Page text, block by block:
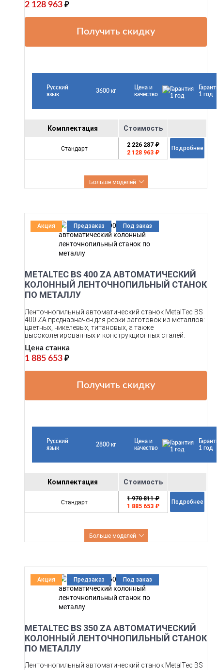
2 128 963 ₽
Получить скидку
Русский
язык
3600 кг
Цена и
качество
1 год
Комплектация Стоимость
Стандарт
2 226 287 ₽
2 128 963 ₽
Подробнее
Больше моделей
Акция Предзаказ Под заказ
METALTEC BS 400 ZA АВТОМАТИЧЕСКИЙ
КОЛОННЫЙ ЛЕНТОЧНОПИЛЬНЫЙ СТАНОК
ПО МЕТАЛЛУ
Ленточнопильный автоматический станок MetalTec BS
400 ZA предназначен для резки заготовок из металлов:
цветных, никелевых, титановых, а также
высоколегированных и конструкционных сталей.
Цена станка
1 885 653 ₽
Получить скидку
Русский
язык
2800 кг
Цена и
качество
1 год
Комплектация Стоимость
Стандарт
1 970 811 ₽
1 885 653 ₽
Подробнее
Больше моделей
Акция Предзаказ Под заказ
METALTEC BS 350 ZA АВТОМАТИЧЕСКИЙ
КОЛОННЫЙ ЛЕНТОЧНОПИЛЬНЫЙ СТАНОК
ПО МЕТАЛЛУ
Ленточнопильный автоматический станок MetalTec BS